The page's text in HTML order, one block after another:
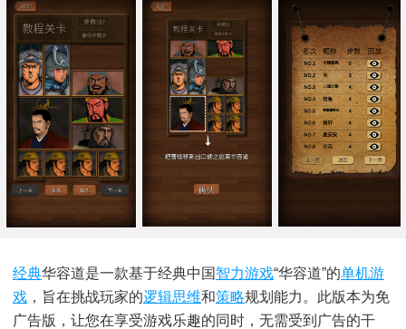
经典华容道是一款基于经典中国 智力游戏“华容道”的单机游
戏 ，旨在挑战玩家的逻辑思维和策略规划能力。此版本为免
广告版，让您在享受游戏乐趣的同时，无需受到广告的干